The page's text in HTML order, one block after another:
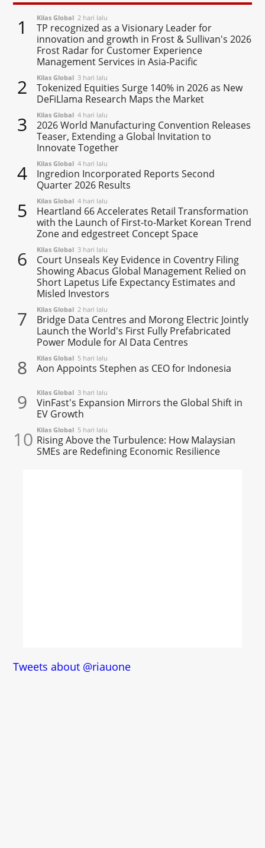
1 Kilas Global 2 hari lalu
TP recognized as a Visionary Leader for
innovation and growth in Frost & Sullivan's 2026
Frost Radar for Customer Experience
Management Services in Asia-Pacific
2 Kilas Global 3 hari lalu
Tokenized Equities Surge 140% in 2026 as New
DeFiLlama Research Maps the Market
3 Kilas Global 4 hari lalu
2026 World Manufacturing Convention Releases
Teaser, Extending a Global Invitation to
Innovate Together
4 Kilas Global 4 hari lalu
Ingredion Incorporated Reports Second
Quarter 2026 Results
5 Kilas Global 4 hari lalu
Heartland 66 Accelerates Retail Transformation
with the Launch of First-to-Market Korean Trend
Zone and edgestreet Concept Space
6 Kilas Global 3 hari lalu
Court Unseals Key Evidence in Coventry Filing
Showing Abacus Global Management Relied on
Short Lapetus Life Expectancy Estimates and
Misled Investors
7 Kilas Global 2 hari lalu
Bridge Data Centres and Morong Electric Jointly
Launch the World's First Fully Prefabricated
Power Module for AI Data Centres
8 Kilas Global 5 hari lalu
Aon Appoints Stephen as CEO for Indonesia
9 Kilas Global 3 hari lalu
VinFast's Expansion Mirrors the Global Shift in
EV Growth
10 Kilas Global 5 hari lalu
Rising Above the Turbulence: How Malaysian
SMEs are Redefining Economic Resilience
Tweets about @riauone